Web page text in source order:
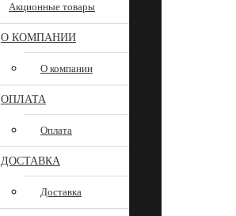
Акционные товары
О КОМПАНИИ
О компании
ОПЛАТА
Оплата
ДОСТАВКА
Доставка